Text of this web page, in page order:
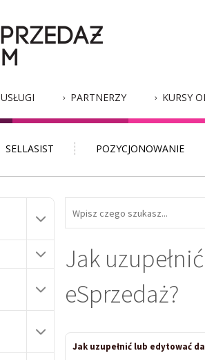
USŁUGI PARTNERZY KURSY
SELLASIST POZYCJONOWANIE
Jak
eSprzedaż?
Jak uzupełnić lub edytować